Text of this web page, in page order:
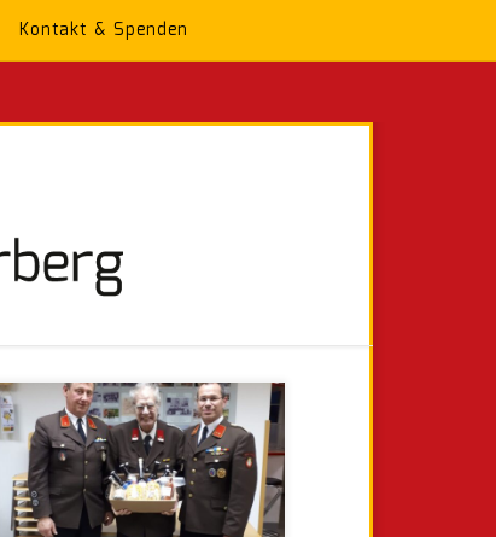
Kontakt & Spenden